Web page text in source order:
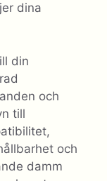
dina
din
och
till
och
damm